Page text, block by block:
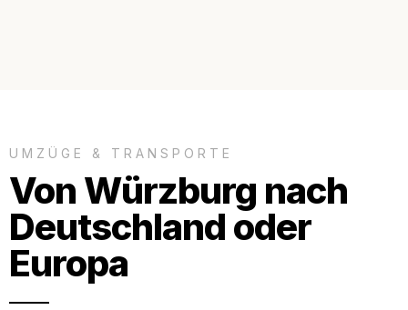
UMZÜGE & TRANSPORTE
Von Würzburg nach
Deutschland oder
Europa